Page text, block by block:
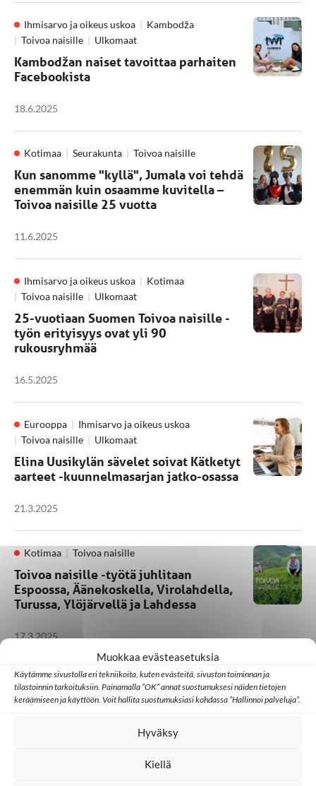
Muokkaa evästeasetuksia
Käytämme sivustolla eri tekniikoita, kuten evästeitä, sivuston toiminnan ja
tilastoinnin tarkoituksiin. Painamalla ”OK” annat suostumuksesi näiden tietojen
keräämiseen ja käyttöön. Voit hallita suostumuksiasi kohdassa ”Hallinnoi palveluja”.
Hyväksy
Kiellä
Ihmisarvo ja oikeus uskoa
Kambodža
Toivoa naisille
Ulkomaat
Kambodžan naiset tavoittaa parhaiten
Facebookista
18.6.2025
Kotimaa Seurakunta Toivoa naisille
Kun sanomme "kyllä", Jumala voi tehdä
enemmän kuin osaamme kuvitella –
Toivoa naisille 25 vuotta
11.6.2025
Ihmisarvo ja oikeus uskoa
Kotimaa
Toivoa naisille
Ulkomaat
25-vuotiaan Suomen Toivoa naisille -
työn erityisyys ovat yli 90
rukousryhmää
16.5.2025
Eurooppa
Ihmisarvo ja oikeus uskoa
Toivoa naisille
Ulkomaat
Elina Uusikylän sävelet soivat Kätketyt
aarteet -kuunnelmasarjan jatko-osassa
21.3.2025
Kotimaa Toivoa naisille
Toivoa naisille -työtä juhlitaan
Espoossa, Äänekoskella, Virolahdella,
Turussa, Ylöjärvellä ja Lahdessa
17.3.2025
Arabimaat
Ihmisarvo ja oikeus uskoa
Toivoa naisille
Ulkomaat
naistenohjelmien kuuntelijaseurantaa